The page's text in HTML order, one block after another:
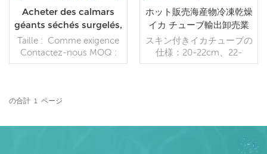
wang hang
起源：中国 ブランド：fu
wang hang
Acheter des calmars
géants séchés surgelés,
des calmars entiers,
des fruits de mer, des
prix d'usine
Taille : Comme exigence
Contactez-nous MOQ :
1*20'FCL Emballage :
paiement : AT/T, dépôt de
de B/LB100 % L/C
ホット販売海産物冷凍乾燥
イカ チューブ輸出卸売業
者のすべての種類のシーフ
ード
スキン付きイカチューブの
仕様：20-22cm、22-
25cm、>=25cm、カスタ
ング、イカ触手、イカ原料
賞味期限 :レゾ下18度以下
の合計 1 ページ